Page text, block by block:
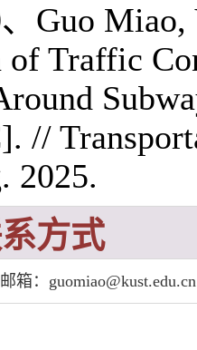
Guo
of Traffic
//
2025.
方式
箱： guomiao@kust.edu.cn